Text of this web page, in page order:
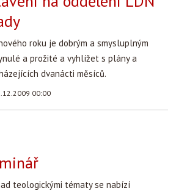
roku je dobrým a smysluplným
a prožité a vyhlížet s plány a
dvanácti měsíců.
00:00
teologickými tématy se nabízí